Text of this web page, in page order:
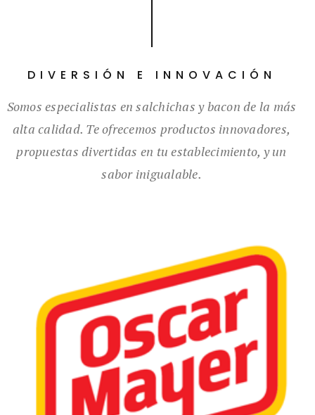
DIVERSIÓN E INNOVACIÓN
Somos especialistas en salchichas y bacon de la más
alta calidad. Te ofrecemos productos innovadores,
propuestas divertidas en tu establecimiento, y un
sabor inigualable.